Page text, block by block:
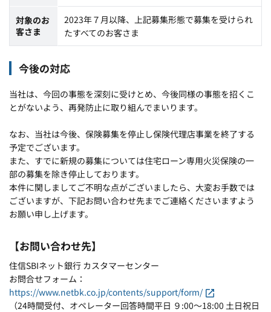
対象のお
客さま
2023年７月以降、上記募集形態で募集を受けられ
たすべてのお客さま
今後の対応
当社は、今回の事態を深刻に受けとめ、今後同様の事態を招くこ
とがないよう、再発防止に取り組んでまいります。
なお、当社は今後、保険募集を停止し保険代理店事業を終了する
予定でございます。
また、すでに新規の募集については住宅ローン専用火災保険の一
部の募集を除き停止しております。
本件に関しましてご不明な点がございましたら、大変お手数では
ございますが、下記お問い合わせ先までご連絡くださいますよう
お願い申し上げます。
【お問い合わせ先】
住信SBIネット銀行 カスタマーセンター
お問合せフォーム：
https://www.netbk.co.jp/contents/support/form/
（24時間受付、オペレーター回答時間平日 ９:00～18:00 土日祝日